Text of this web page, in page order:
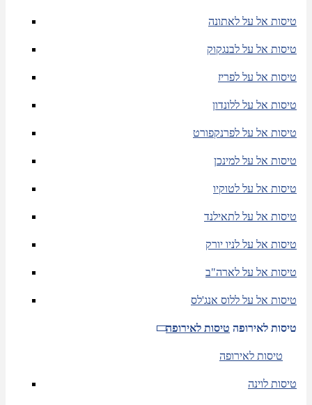
טיסות אל על לאתונה
טיסות אל על לבנגקוק
טיסות אל על לפריז
טיסות אל על ללונדון
טיסות אל על לפרנקפורט
טיסות אל על למינכן
טיסות אל על לטוקיו
טיסות אל על לתאילנד
טיסות אל על לניו יורק
טיסות אל על לארה"ב
טיסות אל על ללוס אנג'לס
טיסות לאירופה טיסות לאירופה
טיסות לאירופה
טיסות לוינה